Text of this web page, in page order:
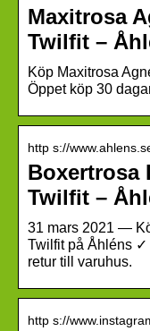
Maxitrosa
Twilfit –
Köp Maxitrosa
Öppet köp 30
http s://
Boxertrosa
Twilfit –
31 mars 2021 —
Twilfit på Åhléns ✓
retur till varuhus.
http s://